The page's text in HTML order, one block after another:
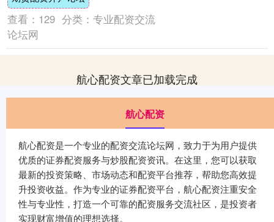
查看： 129 分类： 专业配资交流
论坛网
航心配资文章已加载完成
航心配资
航心配资是一个专业的配资交流论坛网，致力于为用户提供
优质的证券配资服务与炒股配资资讯。在这里，您可以获取
最新的投资策略、市场动态和配资平台推荐，帮助您高效提
升投资收益。作为专业的证券配资平台，航心配资注重安全
性与专业性，打造一个可靠的配资服务交流社区，是投资者
实现财富增值的理想选择。